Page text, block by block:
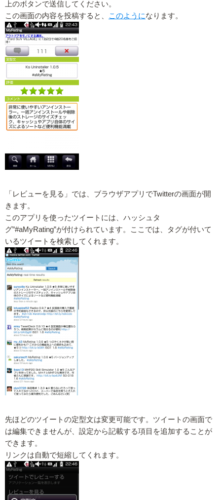
上のボタンで送信してください。
この画面の内容を投稿すると、
このようになります。
「レビューを見る」では、ブラウザアプリでTwitterの画面が開
きます。
このアプリを使ったツイートには、ハッシュタ
グ”#aMyRating”が付けられています。ここでは、タグが付いて
いるツイートを検索してくれます。
先ほどのツイートの定型文は変更可能です。ツイートの画面で
は編集できませんが、設定から記載する項目を追加することが
できます。
リンクは自動で短縮してくれます。